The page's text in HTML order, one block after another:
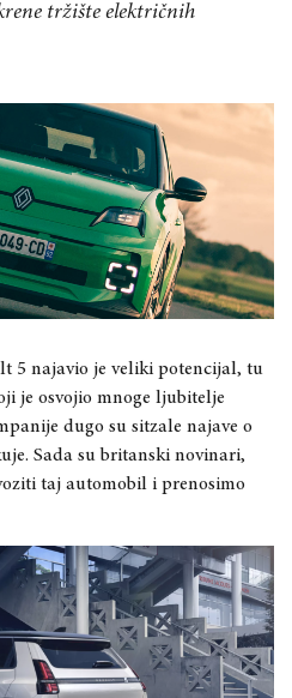
tržište električnih
5 najavio je veliki potencijal, tu
je osvojio mnoge ljubitelje
dugo su sitzale najave o
Sada su britanski novinari,
taj automobil i prenosimo